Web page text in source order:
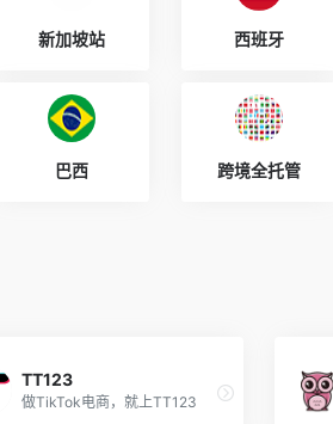
新加坡站 西班牙
巴西 跨境全托管
TT123
做TikTok电商，就上TT123